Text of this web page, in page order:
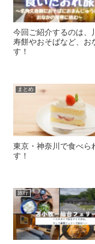
今回ご紹介するのは、
寿餅やおそばなど、お
す！
まとめ
東京・神奈川で食べら
す！
旅行